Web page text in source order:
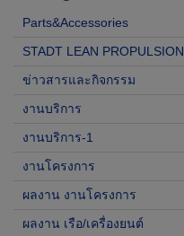
Parts&Accessories
STADT LEAN PROPULSION
ข่าวสารและกิจกรรม
งานบริการ
งานบริการ-1
งานโครงการ
ผลงาน งานโครงการ
ผลงาน เรือ/เครื่องยนต์